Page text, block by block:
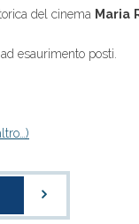
del cinema Maria
esaurimento posti.